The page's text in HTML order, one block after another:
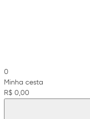
0
Minha cesta
R$ 0,00